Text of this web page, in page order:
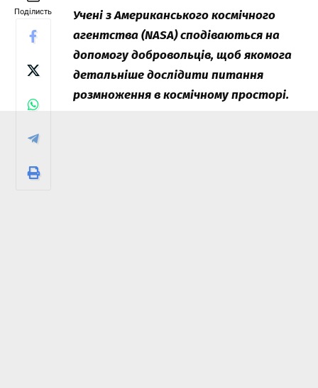
Поділисть
Учені з Американського космічного
агентства (NASA) сподіваються на
допомогу добровольців, щоб якомога
детальніше дослідити питання
розмноження в космічному просторі.